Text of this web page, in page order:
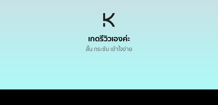
เกดรีวิวเองค่ะ
สั้น กระชับ เข้าใจง่าย